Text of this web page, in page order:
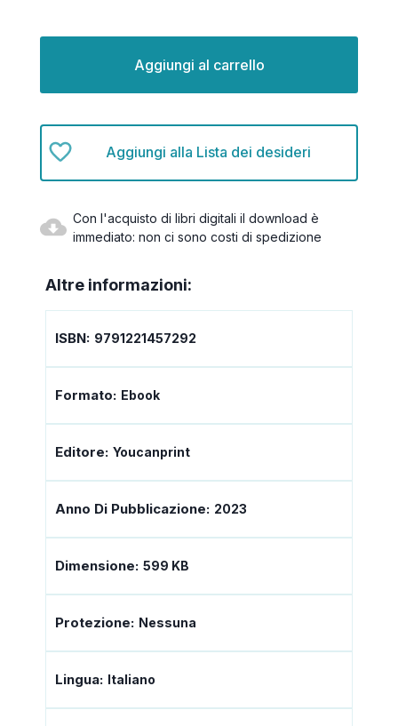
Aggiungi alla Lista dei desideri
Con l'acquisto di libri digitali il download è
immediato: non ci sono costi di spedizione
Altre informazioni:
ISBN: 9791221457292
Formato: Ebook
Editore: Youcanprint
Anno Di Pubblicazione: 2023
Dimensione: 599 KB
Protezione: Nessuna
Lingua: Italiano